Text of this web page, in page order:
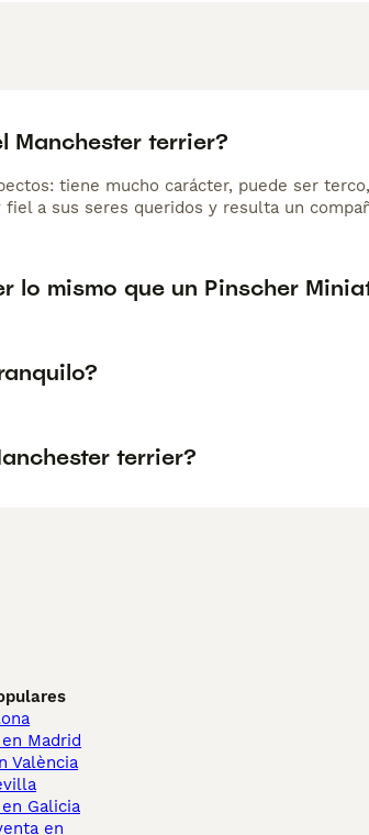
Manchester terrier?
tiene mucho carácter, puede ser
a sus seres queridos y resulta un
lo mismo que un Pinscher
terrier?
Madrid
València
Galicia
en